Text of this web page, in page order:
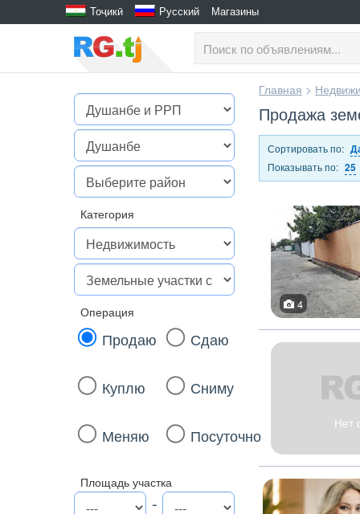
Тоҷикӣ Русский Магазины
Категория
Операция
Продаю Сдаю
Куплю Сниму
Меняю Посуточно
Площадь участка
-
Главная >
Продажа
Сортировать по:
Показывать по: 25
4
Нет